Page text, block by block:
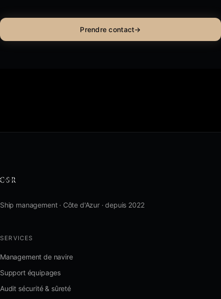
Prendre contact→
Ship management · Côte d'Azur · depuis 2022
SERVICES
Management de navire
Support équipages
Audit sécurité & sûreté